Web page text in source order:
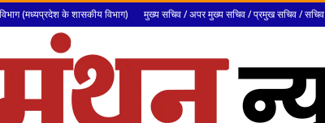
विभाग (मध्यप्रदेश के शासकीय विभाग) मुख्य सचिव / अपर मुख्य सचिव / प्रमुख सचिव / सचिव